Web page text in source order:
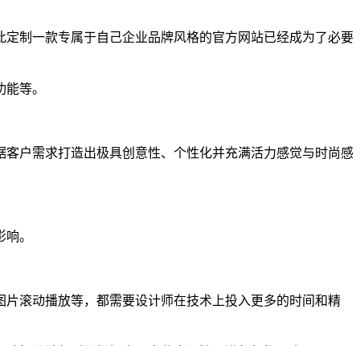
制一款专属于自己企业品牌风格的官方网站已经成为了必要
等。
户需求打造出极具创意性、个性化并充满活力感觉与时尚感
。
滚动播放等，都需要设计师在技术上投入更多的时间和精